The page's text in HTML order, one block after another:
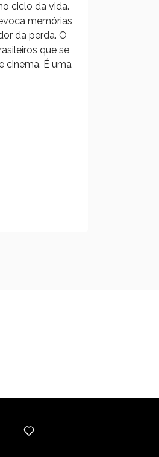
ciclo da vida.
memórias
da perda. O
que se
cinema. É uma